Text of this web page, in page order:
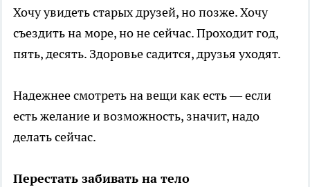
Хочу увидеть старых друзей, но позже. Хочу
съездить на море, но не сейчас. Проходит год,
пять, десять. Здоровье садится, друзья уходят.
Надежнее смотреть на вещи как есть — если
есть желание и возможность, значит, надо
делать сейчас.
Перестать забивать на тело